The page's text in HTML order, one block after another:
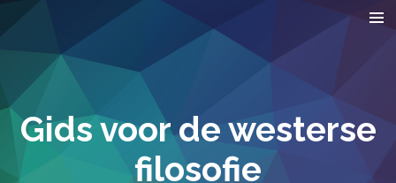
hoofdinhoud
Gids voor de westerse
filosofie